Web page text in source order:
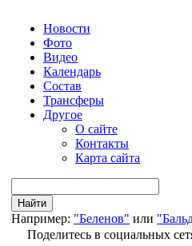
Новости
Фото
Видео
Календарь
Состав
Трансферы
Другое
О сайте
Контакты
Карта сайта
Найти
Например: "Беленов" или
Поделитесь в социальных